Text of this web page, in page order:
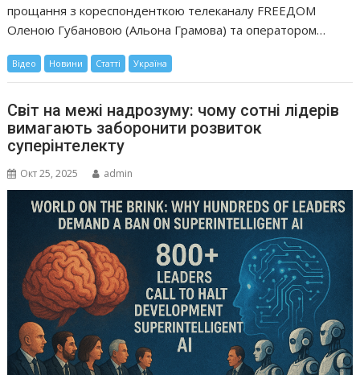
прощання з кореспонденткою телеканалу FREEДОМ
Оленою Губановою (Альона Грамова) та оператором…
Відео Новини Статті Україна
Світ на межі надрозуму: чому сотні лідерів
вимагають заборонити розвиток
суперінтелекту
Окт 25, 2025 admin